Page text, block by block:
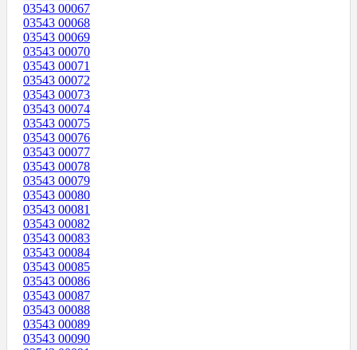
03543 00067
03543 00068
03543 00069
03543 00070
03543 00071
03543 00072
03543 00073
03543 00074
03543 00075
03543 00076
03543 00077
03543 00078
03543 00079
03543 00080
03543 00081
03543 00082
03543 00083
03543 00084
03543 00085
03543 00086
03543 00087
03543 00088
03543 00089
03543 00090